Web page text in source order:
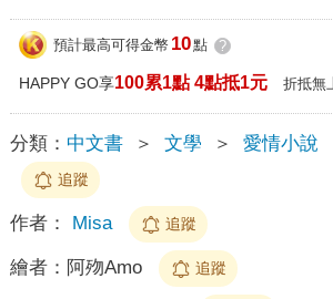
預計最高可得金幣 10點 ?
HAPPY GO享100累1點 4點抵1元 折抵無
分類： 中文書 ＞ 文學 ＞ 愛情小說
追蹤
作者： Misa 追蹤
繪者： 阿歾Amo 追蹤